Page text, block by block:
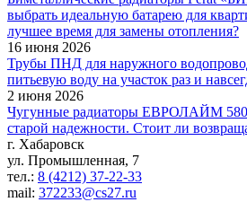
выбрать идеальную батарею для
лучшее время для замены отопления?
16 июня 2026
Трубы ПНД для наружного
питьевую воду на участок раз и
2 июня 2026
Чугунные радиаторы ЕВРОЛАЙМ
старой надежности. Стоит ли
г. Хабаровск
ул. Промышленная, 7
тел.: 8 (4212) 37-22-33
mail: 372233@cs27.ru